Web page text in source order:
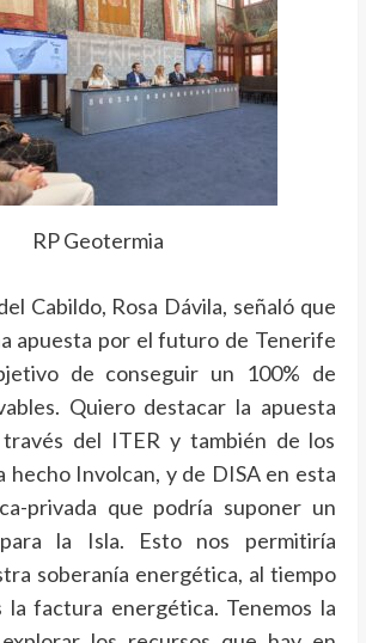
RP Geotermia
Cabildo, Rosa Dávila, señaló que
apuesta por el futuro de Tenerife
de conseguir un 100% de
Quiero destacar la apuesta
del ITER y también de los
hecho Involcan, y de DISA en esta
privada que podría suponer un
la Isla. Esto nos permitiría
soberanía energética, al tiempo
la factura energética. Tenemos la